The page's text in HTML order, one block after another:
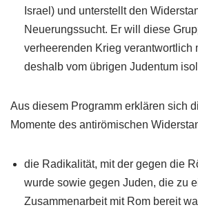
Israel) und unterstellt den
Neuerungssucht. Er will diese
verheerenden Krieg verantwortlich
deshalb vom übrigen Judentum
Aus diesem Programm erklären sich
Momente des antirömischen
die Radikalität, mit der gegen die
wurde sowie gegen Juden, die zu
Zusammenarbeit mit Rom bereit